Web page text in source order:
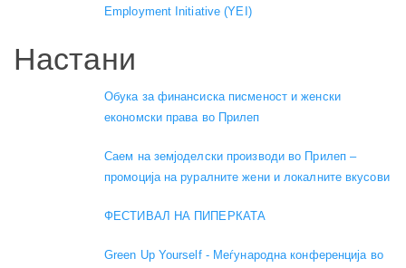
Employment Initiative (YEI)
Настани
Обука за финансиска писменост и женски
економски права во Прилеп
Саем на земјоделски производи во Прилеп –
промоција на руралните жени и локалните вкусови
ФЕСТИВАЛ НА ПИПЕРКАТА
Green Up Yourself - Меѓународна конференција во